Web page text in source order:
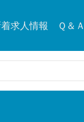
求人情報 Ｑ＆Ａ